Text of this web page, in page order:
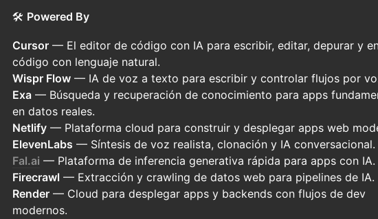
🛠 Powered By
Cursor — El editor de código con IA para escribir, editar, depurar y
código con lenguaje natural.
Wispr Flow — IA de voz a texto para escribir y controlar flujos por
Exa — Búsqueda y recuperación de conocimiento para apps
en datos reales.
Netlify — Plataforma cloud para construir y desplegar apps web
ElevenLabs — Síntesis de voz realista, clonación y IA conversacional.
Fal.ai — Plataforma de inferencia generativa rápida para apps con IA.
Firecrawl — Extracción y crawling de datos web para pipelines de IA.
Render — Cloud para desplegar apps y backends con flujos de dev
modernos.